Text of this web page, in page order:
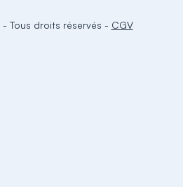
- Tous droits réservés - CGV